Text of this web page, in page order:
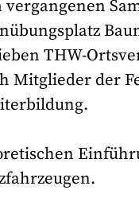
THW-
Mitglieder der